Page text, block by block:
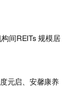
间REITs 规模居
元启、安馨康养